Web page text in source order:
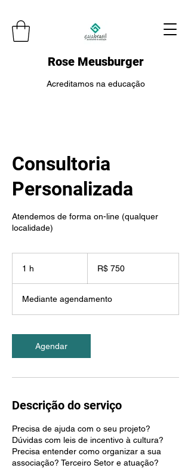
Rose Meusburger
Acreditamos na educação
Consultoria
Personalizada
Atendemos de forma on-line (qualquer
localidade)
1 h
brasileiros
R$ 750
Mediante agendamento
Agendar
Descrição do serviço
Precisa de ajuda com o seu projeto?
Dúvidas com leis de incentivo à cultura?
Precisa entender como organizar a sua
associação? Terceiro Setor e atuação?